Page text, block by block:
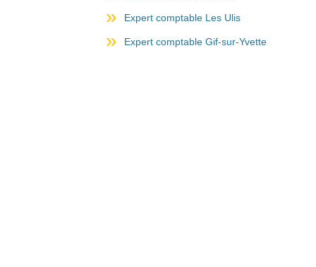
Expert comptable Les Ulis
Expert comptable Gif-sur-Yvette